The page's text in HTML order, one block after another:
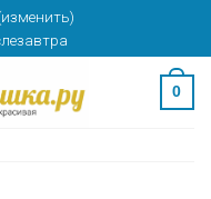
изменить)
0